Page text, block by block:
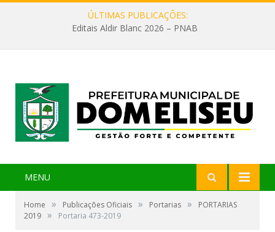
ÚLTIMAS PUBLICAÇÕES:
Editais Aldir Blanc 2026 – PNAB
MENU
Home » Publicações Oficiais » Portarias »
PORTARIAS
2019 » Portaria 473-2019